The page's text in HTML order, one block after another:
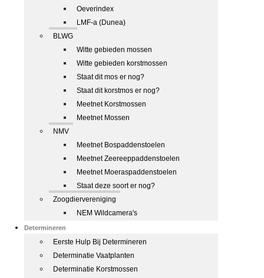
Oeverindex
LMF-a (Dunea)
BLWG
Witte gebieden mossen
Witte gebieden korstmossen
Staat dit mos er nog?
Staat dit korstmos er nog?
Meetnet Korstmossen
Meetnet Mossen
NMV
Meetnet Bospaddenstoelen
Meetnet Zeereeppaddenstoelen
Meetnet Moeraspaddenstoelen
Staat deze soort er nog?
Zoogdiervereniging
NEM Wildcamera's
Determineren
Eerste Hulp Bij Determineren
Determinatie Vaatplanten
Determinatie Korstmossen